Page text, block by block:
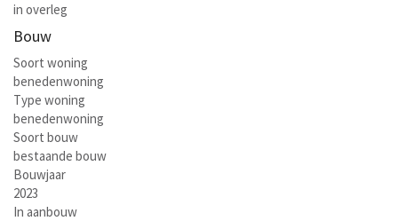
in overleg
Bouw
Soort woning
benedenwoning
Type woning
benedenwoning
Soort bouw
bestaande bouw
Bouwjaar
2023
In aanbouw